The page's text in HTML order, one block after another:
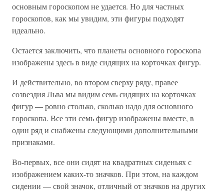
основным гороскопом не удается. Но для частных
гороскопов, как мы увидим, эти фигуры подходят
идеально.
Остается заключить, что планеты основного гороскопа
изображены здесь в виде сидящих на корточках фигур.
И действительно, во втором сверху ряду, правее
созвездия Льва мы видим семь сидящих на корточках
фигур — ровно столько, сколько надо для основного
гороскопа. Все эти семь фигур изображены вместе, в
один ряд и снабжены следующими дополнительными
признаками.
Во-первых, все они сидят на квадратных сиденьях с
изображением каких-то значков. При этом, на каждом
сидении — свой значок, отличный от значков на других